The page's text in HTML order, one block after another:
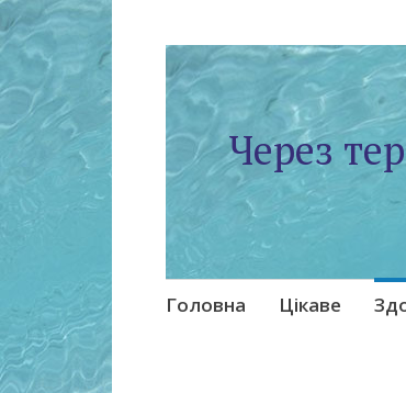
Через
Skip
Головна Цікаве